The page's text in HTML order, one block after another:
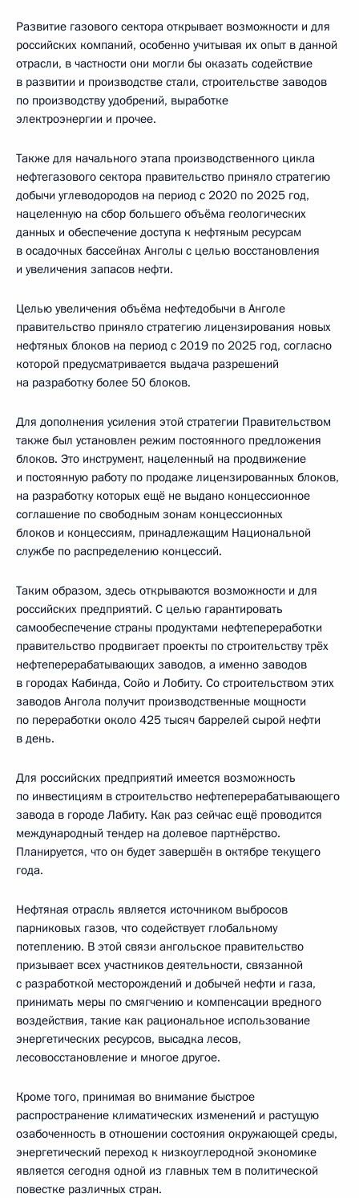
Развитие газового сектора открывает возможности и для
российских компаний, особенно учитывая их опыт в данной
отрасли, в частности они могли бы оказать содействие
в развитии и производстве стали, строительстве заводов
по производству удобрений, выработке
электроэнергии и прочее.
Также для начального этапа производственного цикла
нефтегазового сектора правительство приняло стратегию
добычи углеводородов на период с 2020 по 2025 год,
нацеленную на сбор большего объёма геологических
данных и обеспечение доступа к нефтяным ресурсам
в осадочных бассейнах Анголы с целью восстановления
и увеличения запасов нефти.
Целью увеличения объёма нефтедобычи в Анголе
правительство приняло стратегию лицензирования новых
нефтяных блоков на период с 2019 по 2025 год, согласно
которой предусматривается выдача разрешений
на разработку более 50 блоков.
Для дополнения усиления этой стратегии Правительством
также был установлен режим постоянного предложения
блоков. Это инструмент, нацеленный на продвижение
и постоянную работу по продаже лицензированных блоков,
на разработку которых ещё не выдано концессионное
соглашение по свободным зонам концессионных
блоков и концессиям, принадлежащим Национальной
службе по распределению концессий.
Таким образом, здесь открываются возможности и для
российских предприятий. С целью гарантировать
самообеспечение страны продуктами нефтепереработки
правительство продвигает проекты по строительству трёх
нефтеперерабатывающих заводов, а именно заводов
в городах Кабинда, Сойо и Лобиту. Со строительством этих
заводов Ангола получит производственные мощности
по переработки около 425 тысяч баррелей сырой нефти
в день.
Для российских предприятий имеется возможность
по инвестициям в строительство нефтеперерабатывающего
завода в городе Лабиту. Как раз сейчас ещё проводится
международный тендер на долевое партнёрство.
Планируется, что он будет завершён в октябре текущего
года.
Нефтяная отрасль является источником выбросов
парниковых газов, что содействует глобальному
потеплению. В этой связи ангольское правительство
призывает всех участников деятельности, связанной
с разработкой месторождений и добычей нефти и газа,
принимать меры по смягчению и компенсации вредного
воздействия, такие как рациональное использование
энергетических ресурсов, высадка лесов,
лесовосстановление и многое другое.
Кроме того, принимая во внимание быстрое
распространение климатических изменений и растущую
озабоченность в отношении состояния окружающей среды,
энергетический переход к низкоуглеродной экономике
является сегодня одной из главных тем в политической
повестке различных стран.